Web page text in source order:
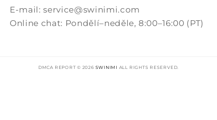
E-mail: service@swinimi.com
Online chat: Pondělí–neděle, 8:00–16:00 (PT)
DMCA REPORT © 2026 SWINIMI ALL RIGHTS RESERVED.